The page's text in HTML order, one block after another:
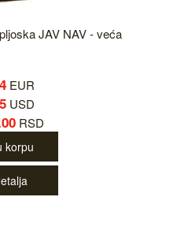
JAV NAV - veća
EUR
USD
RSD
korpu